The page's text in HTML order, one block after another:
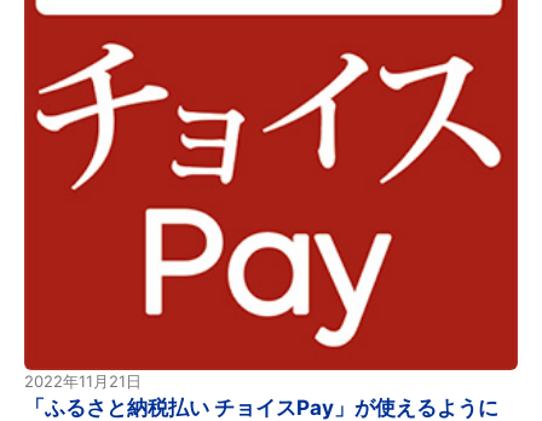
2022年11月21日
「ふるさと納税払い チョイスPay」が使えるように